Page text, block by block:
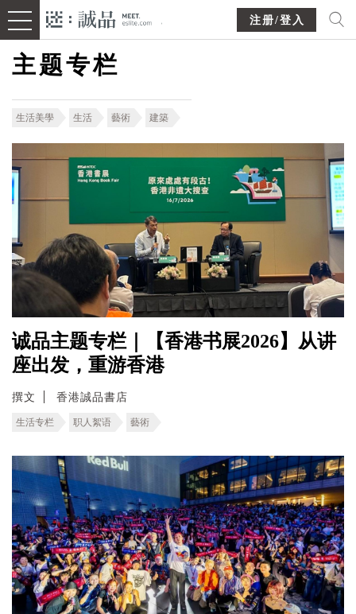
注册/登入
主题专栏
生活美學 生活 藝術 建築
诚品主题专栏｜【香港书展2026】从讲
座出发，重游香港
撰文 香港誠品書店
生活专栏 职人絮语 藝術